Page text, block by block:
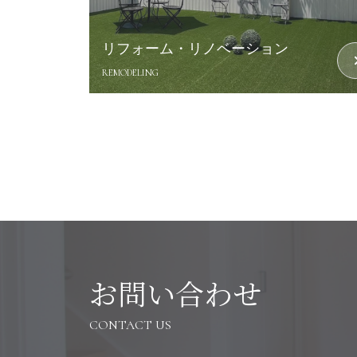
リフォーム・リノベーション
REMODELING
お問い合わせ
CONTACT US